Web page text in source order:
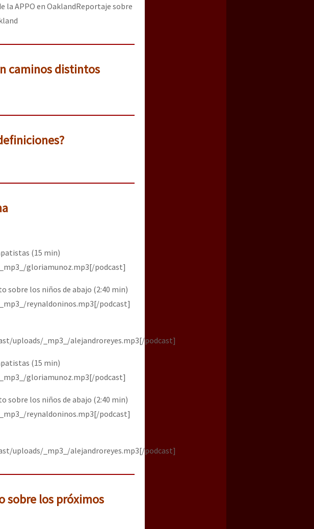
la APPO en OaklandReportaje sobre
caminos distintos
(15 min)
gloriamunoz.mp3[/podcast]
sobre los niños de abajo (2:40 min)
reynaldoninos.mp3[/podcast]
uploads/_mp3_/alejandroreyes.mp3[/podcast]
(15 min)
gloriamunoz.mp3[/podcast]
sobre los niños de abajo (2:40 min)
reynaldoninos.mp3[/podcast]
uploads/_mp3_/alejandroreyes.mp3[/podcast]
sobre los próximos